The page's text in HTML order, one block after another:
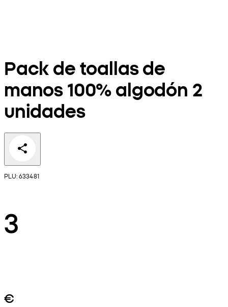
Pack de toallas de
manos 100% algodón 2
unidades
PLU: 633481
3
€